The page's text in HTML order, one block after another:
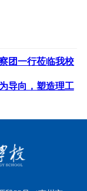
团一行莅临我校
导向，塑造理工